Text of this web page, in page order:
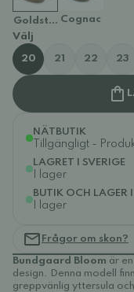
GoldstreamCognac
Välj
20 21 22 23
NÄTBUTIK
Tillgängligt -
LAGRET I SVERIGE
I lager
BUTIK OCH LAGER
I lager
Frågor om skon?
Bundgaard Bloom är
design. Denna modell
greppvänlig yttersula